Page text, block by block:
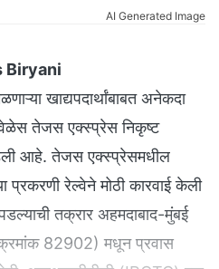
AI Generated Image
Biryani
खाद्यपदार्थांबाबत अनेकदा
तेजस एक्स्प्रेस निकृष्ट
आहे. तेजस एक्स्प्रेसमधील
प्रकरणी रेल्वेने मोठी कारवाई केली
तक्रार अहमदाबाद-मुंबई
82902) मधून प्रवास